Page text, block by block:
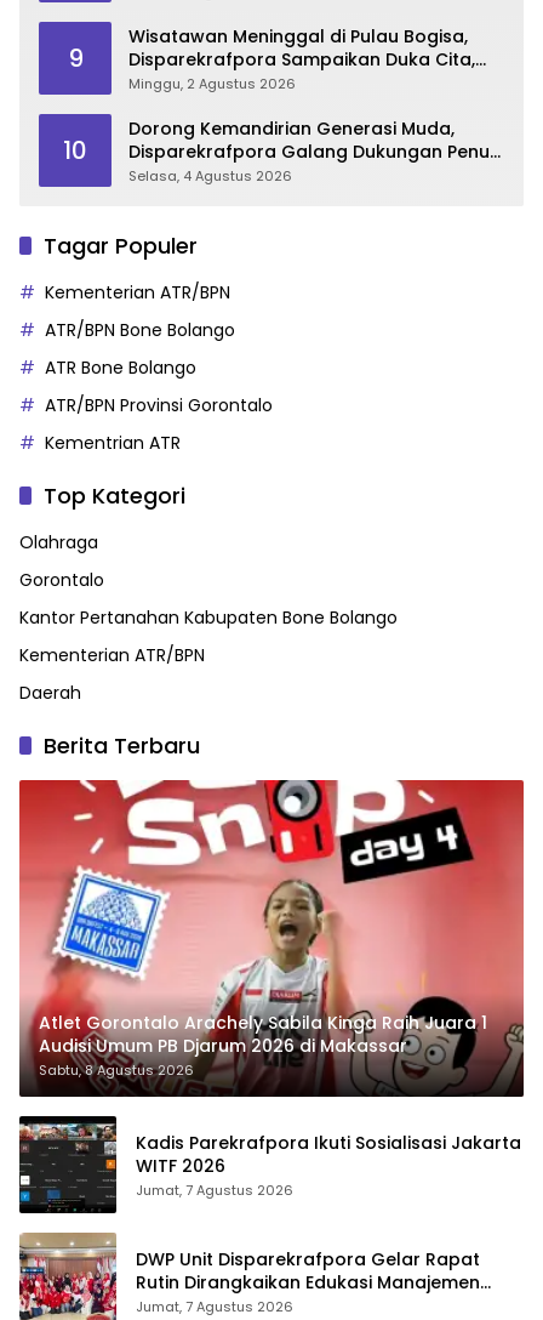
9
Wisatawan Meninggal di Pulau Bogisa,
Disparekrafpora Sampaikan Duka Cita,
Imbau Utamakan Keselamatan
Minggu, 2 Agustus 2026
10
Dorong Kemandirian Generasi Muda,
Disparekrafpora Galang Dukungan Penuh
Para Aleg Deprov
Selasa, 4 Agustus 2026
Tagar Populer
Kementerian ATR/BPN
ATR/BPN Bone Bolango
ATR Bone Bolango
ATR/BPN Provinsi Gorontalo
Kementrian ATR
Top Kategori
Olahraga
Gorontalo
Kantor Pertanahan Kabupaten Bone Bolango
Kementerian ATR/BPN
Daerah
Berita Terbaru
Atlet Gorontalo Arachely Sabila Kinga Raih Juara 1
Audisi Umum PB Djarum 2026 di Makassar
Sabtu, 8 Agustus 2026
Kadis Parekrafpora Ikuti Sosialisasi Jakarta
WITF 2026
Jumat, 7 Agustus 2026
DWP Unit Disparekrafpora Gelar Rapat
Rutin Dirangkaikan Edukasi Manajemen
Stres
Jumat, 7 Agustus 2026